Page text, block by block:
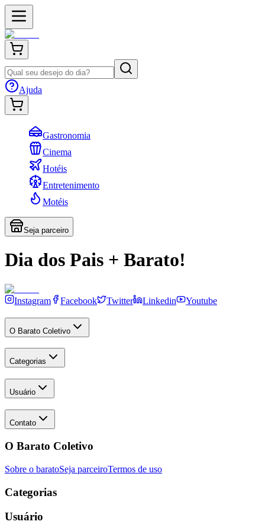
Ajuda
Gastronomia
Cinema
Hotéis
Entretenimento
Motéis
Seja parceiro
Dia dos Pais + Barato!
Instagram Facebook Twitter Linkedin Youtube
O Barato Coletivo
Categorias
Usuário
Contato
O Barato Coletivo
Sobre o baratoSeja parceiroTermos de uso
Categorias
Usuário